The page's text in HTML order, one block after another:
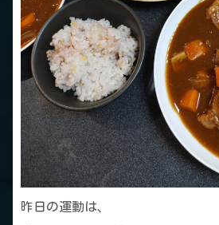
昨日の運動は、